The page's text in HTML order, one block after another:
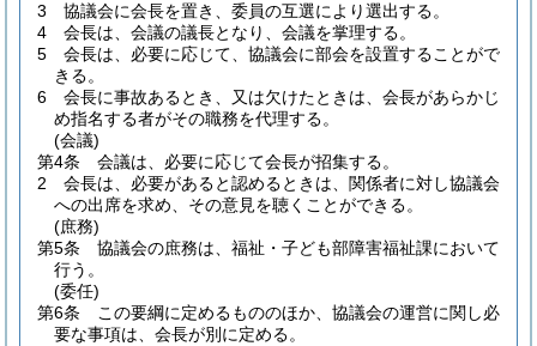
3
協議会に会長を置き、委員の互選により選出する。
4
会長は、会議の議長となり、会議を掌理する。
5
会長は、必要に応じて、協議会に部会を設置することがで
きる。
6
会長に事故あるとき、又は欠けたときは、会長があらかじ
め指名する者がその職務を代理する。
(会議)
第4条
会議は、必要に応じて会長が招集する。
2
会長は、必要があると認めるときは、関係者に対し協議会
への出席を求め、その意見を聴くことができる。
(庶務)
第5条
協議会の庶務は、福祉・子ども部障害福祉課において
行う。
(委任)
第6条
この要綱に定めるもののほか、協議会の運営に関し必
要な事項は、会長が別に定める。